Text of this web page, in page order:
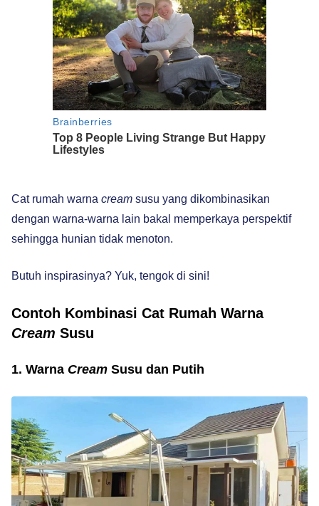
Cat rumah warna cream susu yang dikombinasikan
dengan warna-warna lain bakal memperkaya perspektif
sehingga hunian tidak menoton.
Butuh inspirasinya? Yuk, tengok di sini!
Contoh Kombinasi Cat Rumah Warna
Cream Susu
1. Warna Cream Susu dan Putih